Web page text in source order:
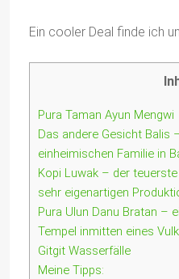
Ein cooler Deal finde ich
Pura Taman Ayun Mengwi
Das andere Gesicht Balis
einheimischen Familie in
Kopi Luwak – der
sehr eigenartigen
Pura Ulun Danu Bratan –
Tempel inmitten eines
Gitgit Wasserfälle
Meine Tipps: